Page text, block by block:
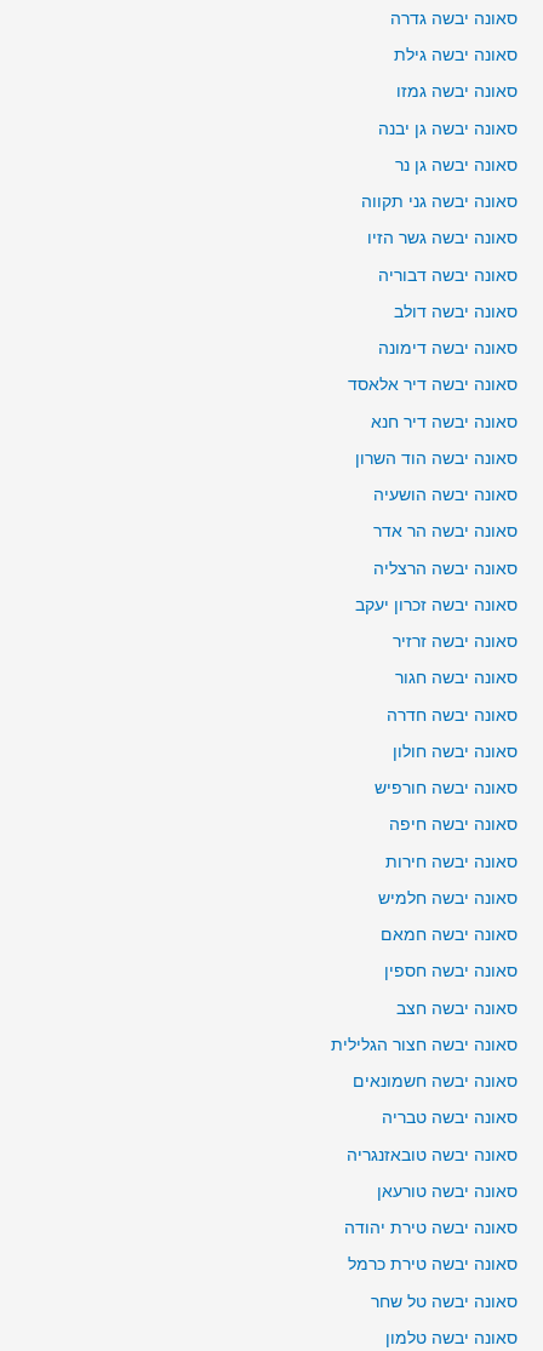
סאונה יבשה גדרה
סאונה יבשה גילת
סאונה יבשה גמזו
סאונה יבשה גן יבנה
סאונה יבשה גן נר
סאונה יבשה גני תקווה
סאונה יבשה גשר הזיו
סאונה יבשה דבוריה
סאונה יבשה דולב
סאונה יבשה דימונה
סאונה יבשה דיר אלאסד
סאונה יבשה דיר חנא
סאונה יבשה הוד השרון
סאונה יבשה הושעיה
סאונה יבשה הר אדר
סאונה יבשה הרצליה
סאונה יבשה זכרון יעקב
סאונה יבשה זרזיר
סאונה יבשה חגור
סאונה יבשה חדרה
סאונה יבשה חולון
סאונה יבשה חורפיש
סאונה יבשה חיפה
סאונה יבשה חירות
סאונה יבשה חלמיש
סאונה יבשה חמאם
סאונה יבשה חספין
סאונה יבשה חצב
סאונה יבשה חצור הגלילית
סאונה יבשה חשמונאים
סאונה יבשה טבריה
סאונה יבשה טובאזנגריה
סאונה יבשה טורעאן
סאונה יבשה טירת יהודה
סאונה יבשה טירת כרמל
סאונה יבשה טל שחר
סאונה יבשה טלמון